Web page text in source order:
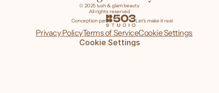
© 2025 lush & glam beauty
All rights reserved
Conception par
Let's make it real
Privacy PolicyTerms of ServiceCookie Settings
Cookie Settings